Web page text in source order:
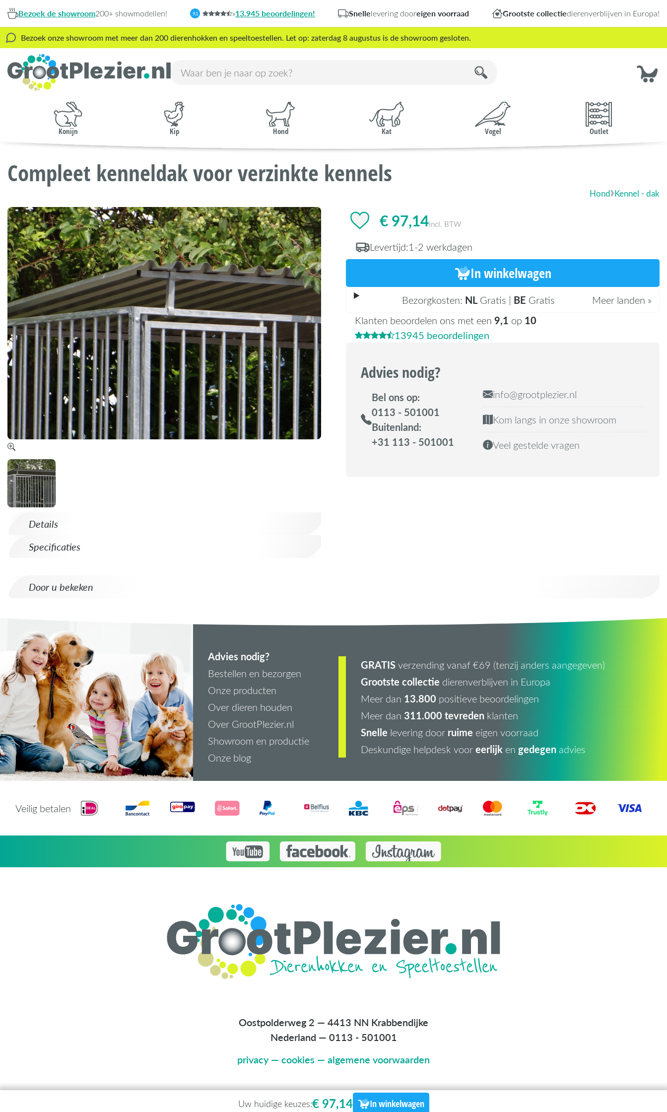
Bezoek de showroom200+ showmodellen! 9,1 »13.945 beoordelingen! Snellelevering dooreigen voorraad Grootste collectiedierenverblijven in Europa!
Bezoek onze showroom met meer dan 200 dierenhokken en speeltoestellen. Let op: zaterdag 8 augustus is de showroom gesloten.
Konijn Kip Hond Kat Vogel Outlet
Compleet kenneldak voor verzinkte kennels
Hond Kennel - dak
Details
Specificaties
€ 97,14incl. BTW
Levertijd:1-2 werkdagen
In winkelwagen
Bezorgkosten: NLGratis | BE Gratis
Meer landen »
Klanten beoordelen ons met een 9,1 op 10
13945 beoordelingen
Uw huidige keuzes:€ 97,14 In winkelwagen
Advies nodig?
Bel ons op:
0113 - 501001
Buitenland:
+31 113 - 501001
info@grootplezier.nl
Kom langs in onze showroom
Veel gestelde vragen
Door u bekeken
Advies nodig?
Bestellen en bezorgen
Onze producten
Over dieren houden
Over GrootPlezier.nl
Showroom en productie
Onze blog
GRATISverzending vanaf €69 (tenzij anders aangegeven)
Grootste collectie dierenverblijven in Europa
Meer dan 13.800 positieve beoordelingen
Meer dan 311.000 tevredenklanten
Snelle levering door ruime eigen voorraad
Deskundige helpdesk vooreerlijken gedegenadvies
Veilig betalen
Oostpolderweg 2 — 4413 NN Krabbendijke
Nederland — 0113 - 501001
privacy— cookies — algemene voorwaarden